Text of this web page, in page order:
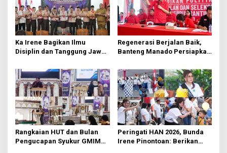
Ka Irene Bagikan Ilmu
Disiplin dan Tanggung Jawab
Manado
Regenerasi Berjalan Baik,
Banteng Manado Persiapkan
Rumput
Rangkaian HUT dan Bulan
Pengucapan Syukur GMIM
Peringati HAN 2026, Bunda
Irene Pinontoan: Berikan